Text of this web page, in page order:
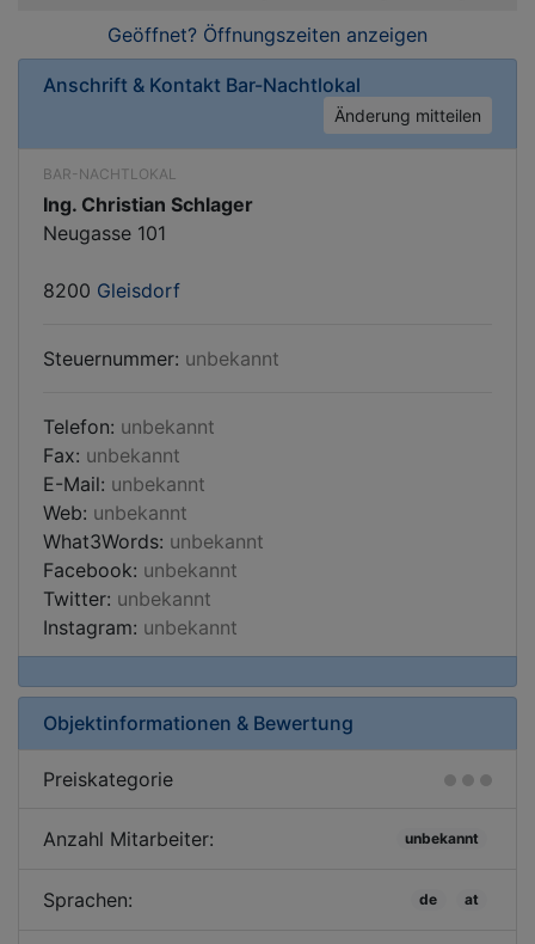
Geöffnet? Öffnungszeiten anzeigen
Anschrift & Kontakt Bar-Nachtlokal
Änderung mitteilen
BAR-NACHTLOKAL
Ing. Christian Schlager
Neugasse 101
8200 Gleisdorf
Steuernummer: unbekannt
Telefon: unbekannt
Fax: unbekannt
E-Mail: unbekannt
Web: unbekannt
What3Words: unbekannt
Facebook: unbekannt
Twitter: unbekannt
Instagram: unbekannt
Objektinformationen & Bewertung
Preiskategorie
Anzahl Mitarbeiter: unbekannt
Sprachen: de at